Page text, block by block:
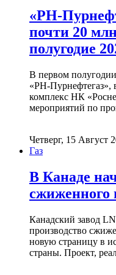
«РН-
почти 20
полугодие
В первом
«РН-Пурнефтегаз»,
комплекс НК
мероприятий по
Четверг, 15 Август
Газ
В Канаде
сжиженного
Канадский завод
производство
новую страницу в
страны. Проект,